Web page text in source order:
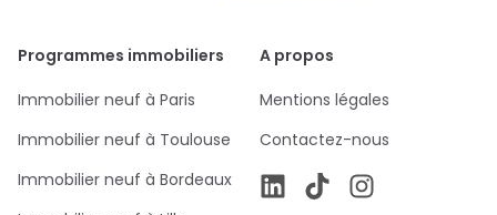
Programmes immobiliers
Immobilier neuf à Paris
Immobilier neuf à Toulouse
Immobilier neuf à Bordeaux
A propos
Mentions légales
Contactez-nous